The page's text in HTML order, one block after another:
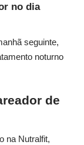
no dia
seguinte,
noturno
de
na Nutralfit,